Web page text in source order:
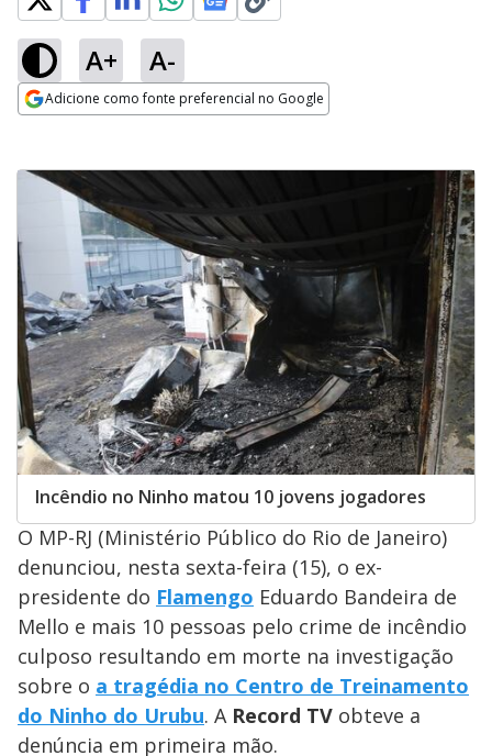
A+ A-
Adicione como fonte preferencial no Google
Incêndio no Ninho matou 10 jovens jogadores
O MP-RJ (Ministério Público do Rio de Janeiro)
denunciou, nesta sexta-feira (15), o ex-
presidente do Flamengo Eduardo Bandeira de
Mello e mais 10 pessoas pelo crime de incêndio
culposo resultando em morte na investigação
sobre o a tragédia no Centro de Treinamento
do Ninho do Urubu. A Record TV obteve a
denúncia em primeira mão.